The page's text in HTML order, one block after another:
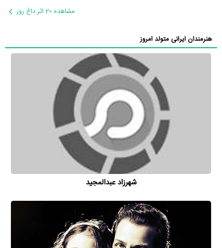
مشاهده 20 اثر داغ روز
هنرمندان ایرانی متولد امروز
شهرزاد عبدالمجید